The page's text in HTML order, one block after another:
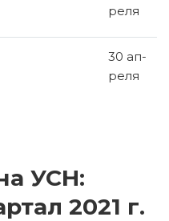
ре­ля
30 ап­
ре­ля
УСН:
2021 г.